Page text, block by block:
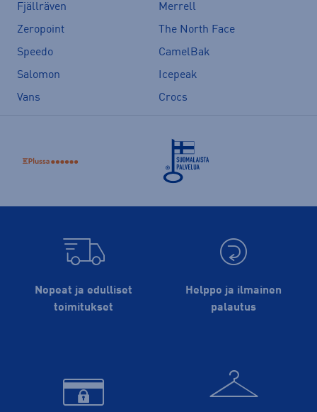
Fjällräven
Merrell
Zeropoint
The North Face
Speedo
CamelBak
Salomon
Icepeak
Vans
Crocs
Nopeat ja edulliset
toimitukset
Helppo ja ilmainen
palautus